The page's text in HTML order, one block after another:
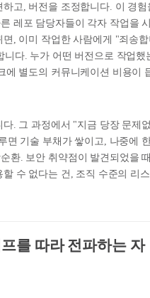
고, 버전을 조정합니다. 이 경험
레포 담당자들이 각자 작업을
, 이미 작업한 사람에게 "죄송
다. 누가 어떤 버전으로 작업했
에 별도의 커뮤니케이션 비용이
. 그 과정에서 "지금 당장 문제
면 기술 부채가 쌓이고, 나중에
환. 보안 취약점이 발견되었을
수 없다는 건, 조직 수준의 리스
를 따라 전파하는 자